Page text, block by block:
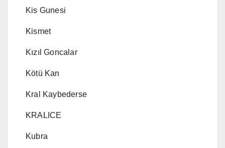
Kis Gunesi
Kismet
Kızıl Goncalar
Kötü Kan
Kral Kaybederse
KRALICE
Kubra